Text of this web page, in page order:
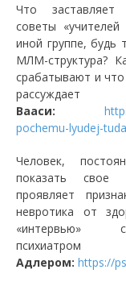
Что
советы
иной группе, будь
МЛМ-структура?
срабатывают и
Вааси:
pochemu-lyudej-
Человек,
показать свое
проявляет
невротика от
«интервью»
Адлером: https://